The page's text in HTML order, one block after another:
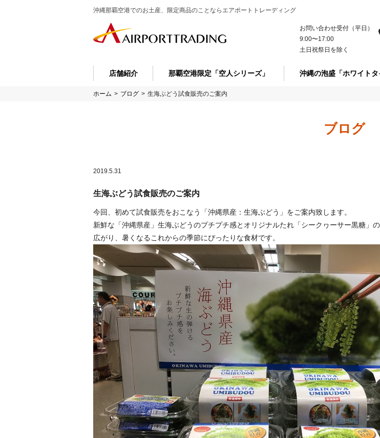
沖縄那覇空港でのお土産、限定商品のことなら エアポートトレーディング
お問い合わせ受付（平日）
9:00〜17:00
土日祝祭日を除く
店舗紹介 那覇空港限定「空人シリーズ」 沖縄の泡盛「ホワイトタ
ホーム > ブログ > 生海ぶどう試食販売のご案内
ブログ
2019.5.31
生海ぶどう試食販売のご案内
今回、初めて試食販売をおこなう「沖縄県産：生海ぶどう」をご案内致します。
新鮮な「沖縄県産」生海ぶどうのプチプチ感とオリジナルたれ「シークヮーサー黒糖」
広がり、暑くなるこれからの季節にぴったりな食材です。